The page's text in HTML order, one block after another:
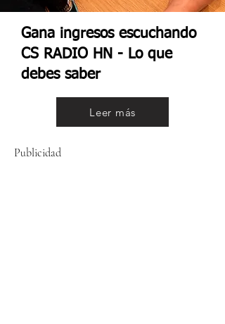
Gana ingresos escuchando
CS RADIO HN - Lo que
debes saber
Leer más
Publicidad